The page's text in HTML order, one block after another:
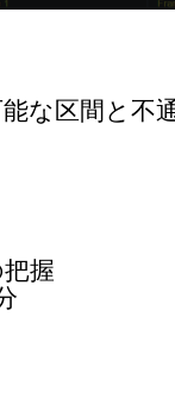
な区間と不
握